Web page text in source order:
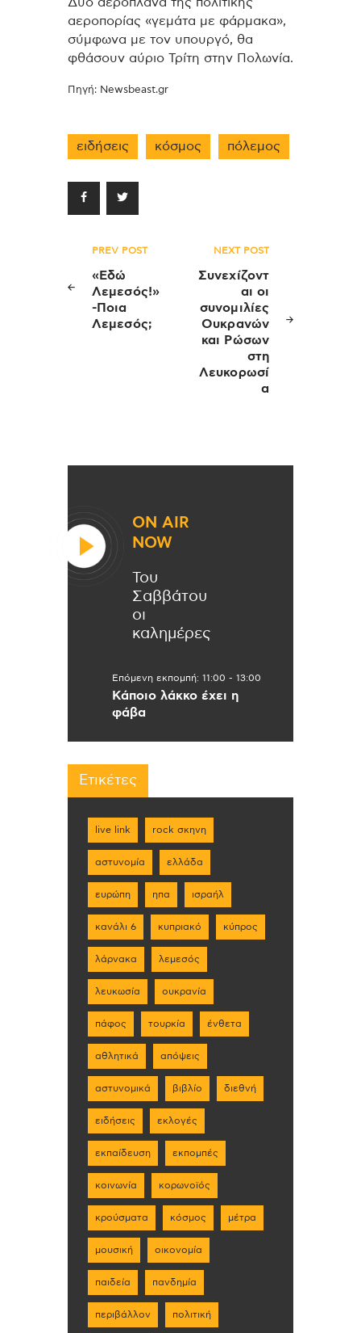
αεροπορίας «γεμάτα με φάρμακα»,
σύμφωνα με τον υπουργό, θα
φθάσουν αύριο Τρίτη στην Πολωνία.
Πηγή: Newsbeast.gr
ειδήσεις κόσμος πόλεμος
Πλοήγηση
άρθρων
PREV POST
«Εδώ
Λεμεσός!»
-Ποια
Λεμεσός;
NEXT POST
Συνεχίζοντ
αι οι
συνομιλίες
Ουκρανών
και Ρώσων
στη
Λευκορωσί
α
ON AIR
NOW
Του
Σαββάτου
οι
καλημέρες
Επόμενη εκπομπή: 11:00 - 13:00
Κάποιο λάκκο έχει η
φάβα
Ετικέτες
live link rock σκηνη
αστυνομία ελλάδα
ευρώπη ηπα ισραήλ
κανάλι 6 κυπριακό κύπρος
λάρνακα λεμεσός
λευκωσία ουκρανία
πάφος τουρκία ένθετα
αθλητικά απόψεις
αστυνομικά βιβλίο διεθνή
ειδήσεις εκλογές
εκπαίδευση εκπομπές
κοινωνία κορωνοϊός
κρούσματα κόσμος μέτρα
μουσική οικονομία
παιδεία πανδημία
περιβάλλον πολιτική